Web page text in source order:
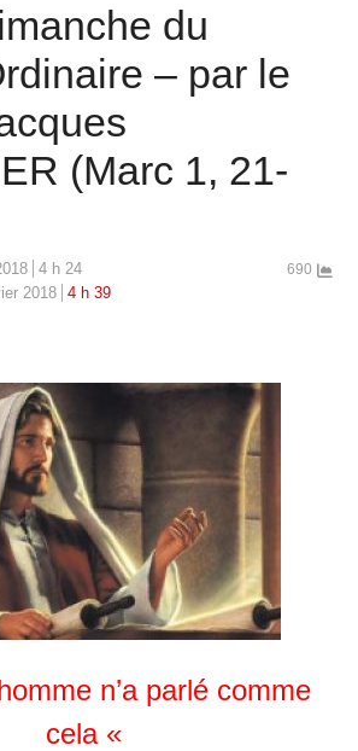
du
– par le
(Marc 1, 21-
4 h 24
2018
4 h 39
690
n’a parlé comme
cela «